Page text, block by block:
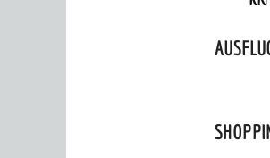
Aktuelle Beteiligungen in